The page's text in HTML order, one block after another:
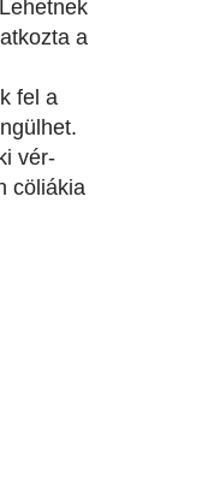
a
fel a
vér-
cöliákia